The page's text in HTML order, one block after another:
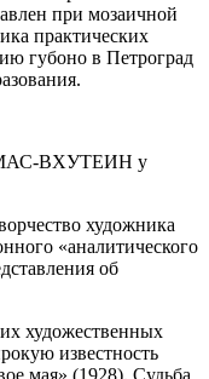
при мозаичной
практических
губоно в Петроград
ВХУТЕИН у
художника
«аналитического
об
художественных
известность